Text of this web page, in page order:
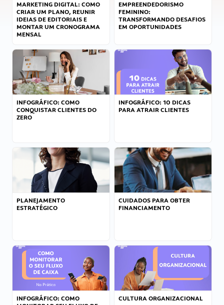
MARKETING DIGITAL: COMO
CRIAR UM PLANO, REUNIR
IDEIAS DE EDITORIAIS E
MONTAR UM CRONOGRAMA
MENSAL
EMPREENDEDORISMO
FEMININO:
TRANSFORMANDO DESAFIOS
EM OPORTUNIDADES
INFOGRÁFICO: COMO
CONQUISTAR CLIENTES DO
ZERO
INFOGRÁFICO: 10 DICAS
PARA ATRAIR CLIENTES
PLANEJAMENTO
ESTRATÉGICO
CUIDADOS PARA OBTER
FINANCIAMENTO
INFOGRÁFICO: COMO
CULTURA ORGANIZACIONAL